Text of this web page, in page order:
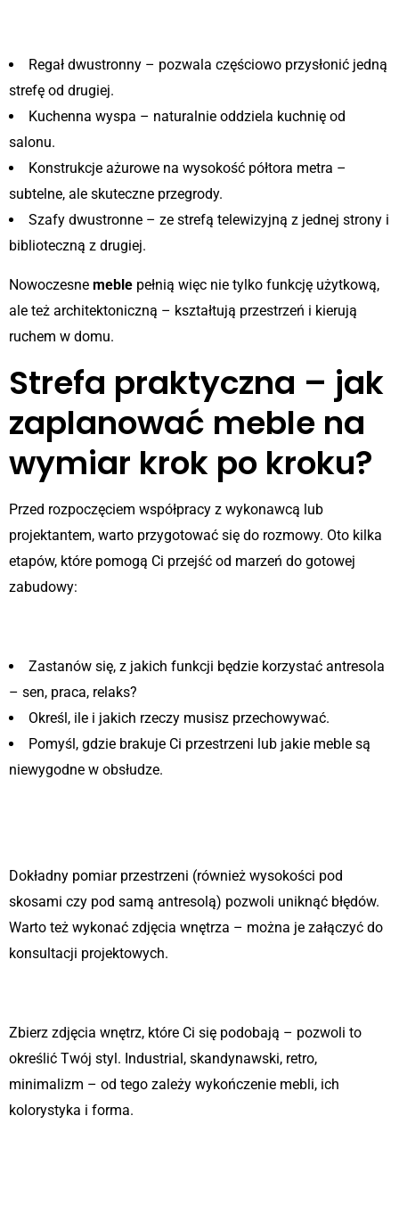
Regał dwustronny – pozwala częściowo przysłonić jedną
strefę od drugiej.
Kuchenna wyspa – naturalnie oddziela kuchnię od
salonu.
Konstrukcje ażurowe na wysokość półtora metra –
subtelne, ale skuteczne przegrody.
Szafy dwustronne – ze strefą telewizyjną z jednej strony i
biblioteczną z drugiej.
Nowoczesne meble pełnią więc nie tylko funkcję użytkową,
ale też architektoniczną – kształtują przestrzeń i kierują
ruchem w domu.
Strefa praktyczna – jak
zaplanować meble na
wymiar krok po kroku?
Przed rozpoczęciem współpracy z wykonawcą lub
projektantem, warto przygotować się do rozmowy. Oto kilka
etapów, które pomogą Ci przejść od marzeń do gotowej
zabudowy:
Zastanów się, z jakich funkcji będzie korzystać antresola
– sen, praca, relaks?
Określ, ile i jakich rzeczy musisz przechowywać.
Pomyśl, gdzie brakuje Ci przestrzeni lub jakie meble są
niewygodne w obsłudze.
Dokładny pomiar przestrzeni (również wysokości pod
skosami czy pod samą antresolą) pozwoli uniknąć błędów.
Warto też wykonać zdjęcia wnętrza – można je załączyć do
konsultacji projektowych.
Zbierz zdjęcia wnętrz, które Ci się podobają – pozwoli to
określić Twój styl. Industrial, skandynawski, retro,
minimalizm – od tego zależy wykończenie mebli, ich
kolorystyka i forma.